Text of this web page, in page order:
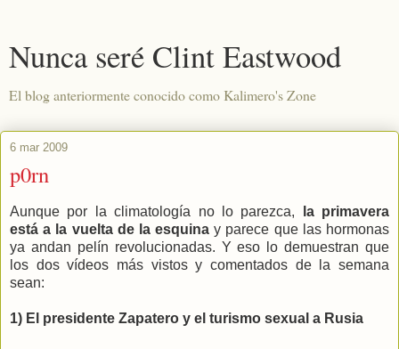
Nunca seré Clint Eastwood
El blog anteriormente conocido como Kalimero's Zone
6 mar 2009
p0rn
Aunque por la climatología no lo parezca,
la primavera
está a la vuelta de la esquina y parece que las hormonas
ya andan pelín revolucionadas. Y eso lo demuestran que
los dos vídeos más vistos y comentados de la semana
sean:
1) El presidente Zapatero y el turismo sexual a Rusia